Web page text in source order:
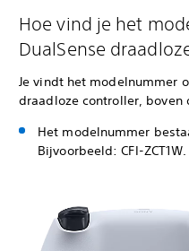
Hoe vind je het
DualSense
Je vindt het modelnummer
draadloze controller, boven
Het modelnummer
Bijvoorbeeld: CFI-ZCT1W.